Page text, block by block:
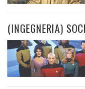
(INGEGNERIA)